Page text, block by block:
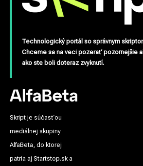
Technologický portál so správnym
Chceme sa na veci pozerať pozornejšie
ako ste boli doteraz zvyknutí.
Skript je súčasťou
mediálnej skupiny
AlfaBeta, do ktorej
patria aj Startstop.sk a